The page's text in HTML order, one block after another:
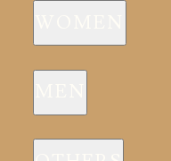
新商品
スリープウェア
新商品